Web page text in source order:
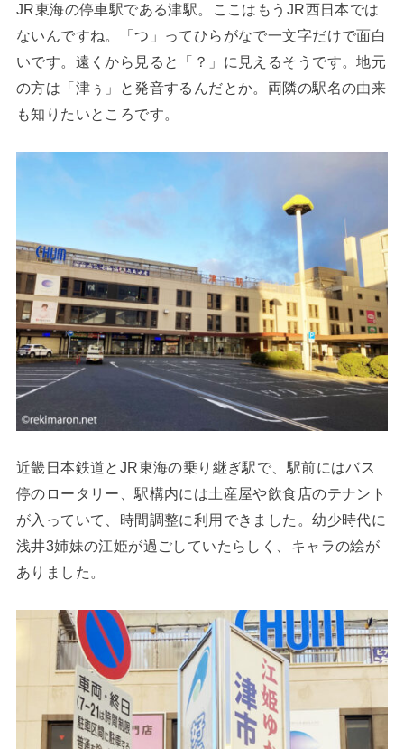
JR東海の停車駅である津駅。ここはもうJR西日本では
ないんですね。「つ」ってひらがなで一文字だけで面白
いです。遠くから見ると「？」に見えるそうです。地元
の方は「津ぅ」と発音するんだとか。両隣の駅名の由来
も知りたいところです。
近畿日本鉄道とJR東海の乗り継ぎ駅で、駅前にはバス
停のロータリー、駅構内には土産屋や飲食店のテナント
が入っていて、時間調整に利用できました。幼少時代に
浅井3姉妹の江姫が過ごしていたらしく、キャラの絵が
ありました。